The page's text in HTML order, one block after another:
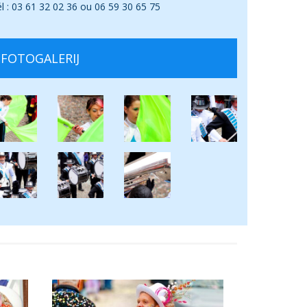
: 03 61 32 02 36 ou 06 59 30 65 75
FOTOGALERIJ